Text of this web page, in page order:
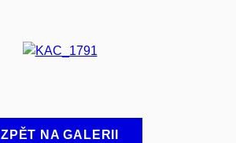
ZPĚT NA GALERII